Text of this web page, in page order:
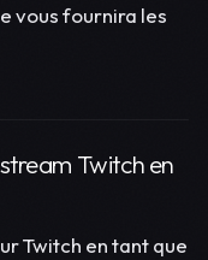
vous fournira les
Twitch en
Twitch en tant que